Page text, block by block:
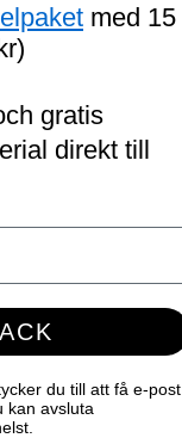
med 15
gratis
direkt till
du till att få e-post
kan avsluta